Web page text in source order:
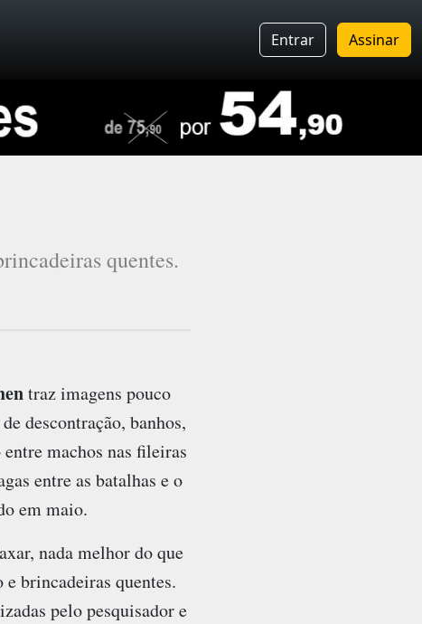
Entrar Assinar
quentes.
traz imagens pouco
descontração, banhos,
machos nas fileiras
entre as batalhas e o
em maio.
nada melhor do que
brincadeiras quentes.
pelo pesquisador e